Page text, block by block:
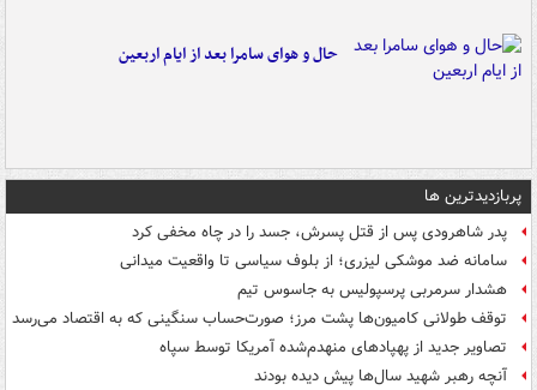
حال و هوای سامرا بعد از ایام اربعین
پربازدیدترین ها
پدر شاهرودی پس از قتل پسرش، جسد را در چاه مخفی کرد
سامانه ضد موشکی لیزری؛ از بلوف سیاسی تا واقعیت میدانی
هشدار سرمربی پرسپولیس به جاسوس تیم
توقف طولانی کامیون‌ها پشت مرز؛ صورت‌حساب سنگینی که به اقتصاد می‌رسد
تصاویر جدید از پهپادهای منهدم‌شده آمریکا توسط سپاه
آنچه رهبر شهید سال‌ها پیش دیده بودند